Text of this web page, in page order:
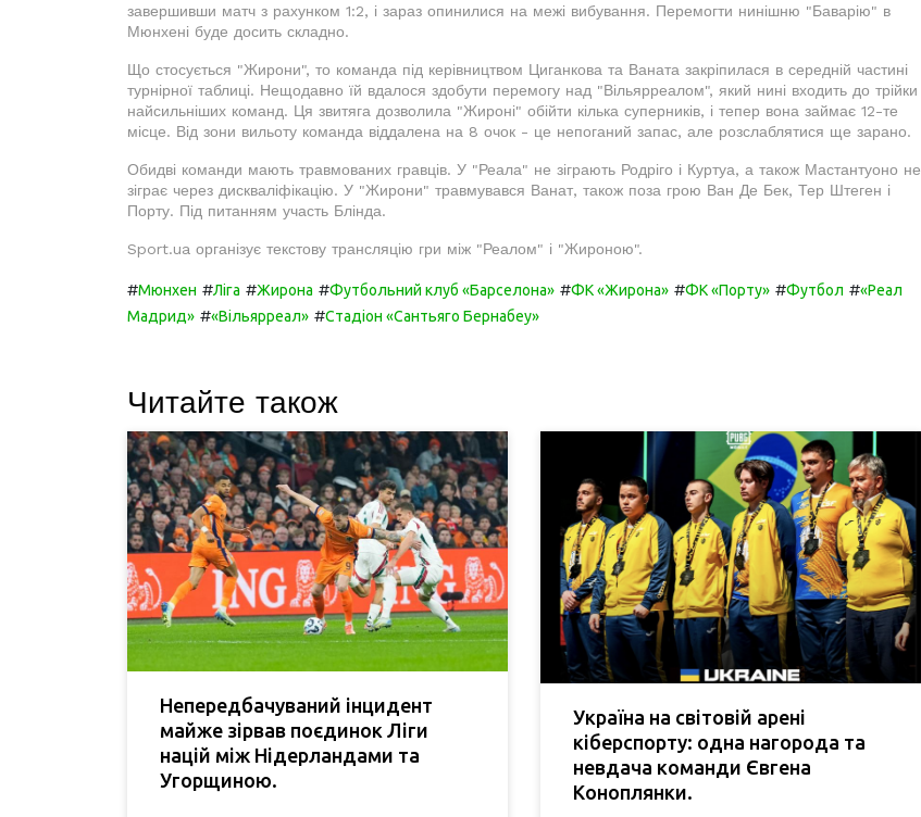
завершивши матч з рахунком 1:2, і зараз опинилися на межі вибування. Перемогти нинішню "Баварію" в
Мюнхені буде досить складно.
Що стосується "Жирони", то команда під керівництвом Циганкова та Ваната закріпилася в середній частині
турнірної таблиці. Нещодавно їй вдалося здобути перемогу над "Вільярреалом", який нині входить до трійки
найсильніших команд. Ця звитяга дозволила "Жироні" обійти кілька суперників, і тепер вона займає 12-те
місце. Від зони вильоту команда віддалена на 8 очок - це непоганий запас, але розслаблятися ще зарано.
Обидві команди мають травмованих гравців. У "Реала" не зіграють Родріго і Куртуа, а також Мастантуоно не
зіграє через дискваліфікацію. У "Жирони" травмувався Ванат, також поза грою Ван Де Бек, Тер Штеген і
Порту. Під питанням участь Блінда.
Sport.ua організує текстову трансляцію гри між "Реалом" і "Жироною".
#Мюнхен #Ліга #Жирона #Футбольний клуб «Барселона» #ФК «Жирона» #ФК «Порту» #Футбол #«Реал
Мадрид» #«Вільярреал» #Стадіон «Сантьяго Бернабеу»
Читайте також
Непередбачуваний інцидент
майже зірвав поєдинок Ліги
націй між Нідерландами та
Угорщиною.
Україна на світовій арені
кіберспорту: одна нагорода та
невдача команди Євгена
Коноплянки.